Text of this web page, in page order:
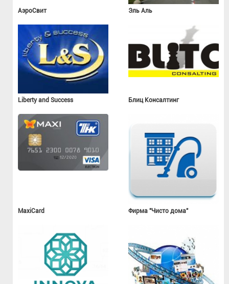
АэроСвит Эль Аль
Liberty and Success Блиц Консалтинг
MaxiCard Фирма "Чисто дома"